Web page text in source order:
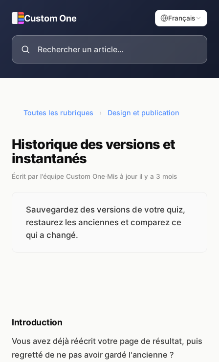
Custom One Français
Toutes les rubriques › Design et publication
Historique des versions et
instantanés
Écrit par l'équipe Custom One·Mis à jour il y a 3 mois
Sauvegardez des versions de votre quiz,
restaurez les anciennes et comparez ce
qui a changé.
Introduction
Vous avez déjà réécrit votre page de résultat, puis
regretté de ne pas avoir gardé l'ancienne ?